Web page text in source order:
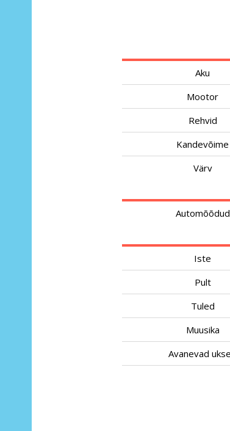
Aku
Mootor
Rehvid
Kandevõime
Värv
Automõõdud
Iste
Pult
Tuled
Muusika
Avanevad